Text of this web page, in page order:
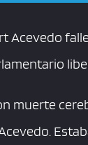
Acevedo
muerte